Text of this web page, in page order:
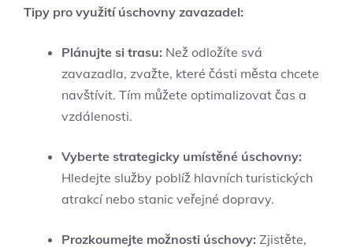
Tipy pro využití úschovny zavazadel:
Plánujte si trasu: Než odložíte svá
zavazadla, zvažte, které části města chcete
navštívit. Tím můžete optimalizovat čas a
vzdálenosti.
Vyberte strategicky umístěné úschovny:
Hledejte služby poblíž hlavních turistických
atrakcí nebo stanic veřejné dopravy.
Prozkoumejte možnosti úschovy: Zjistěte,